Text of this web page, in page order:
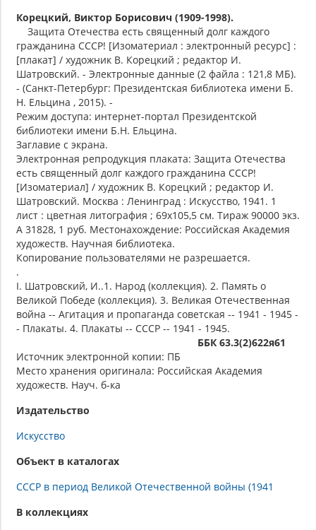
Корецкий, Виктор Борисович (1909-1998).
Защита Отечества есть священный долг каждого
гражданина СССР! [Изоматериал : электронный ресурс] :
[плакат] / художник В. Корецкий ; редактор И.
Шатровский. - Электронные данные (2 файла : 121,8 МБ).
- (Санкт-Петербург: Президентская библиотека имени Б.
Н. Ельцина , 2015). -
Режим доступа: интернет-портал Президентской
библиотеки имени Б.Н. Ельцина.
Заглавие с экрана.
Электронная репродукция плаката: Защита Отечества
есть священный долг каждого гражданина СССР!
[Изоматериал] / художник В. Корецкий ; редактор И.
Шатровский. Москва : Ленинград : Искусство, 1941. 1
лист : цветная литография ; 69х105,5 см. Тираж 90000 экз.
А 31828, 1 руб. Местонахождение: Российская Академия
художеств. Научная библиотека.
Копирование пользователями не разрешается.
.
I. Шатровский, И..1. Народ (коллекция). 2. Память о
Великой Победе (коллекция). 3. Великая Отечественная
война -- Агитация и пропаганда советская -- 1941 - 1945 -
- Плакаты. 4. Плакаты -- СССР -- 1941 - 1945.
ББК 63.3(2)622я61
Источник электронной копии: ПБ
Место хранения оригинала: Российская Академия
художеств. Науч. б-ка
Издательство
Искусство
Объект в каталогах
СССР в период Великой Отечественной войны (1941
В коллекциях